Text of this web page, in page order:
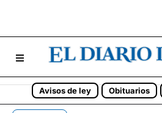
Avisos de ley Obituarios